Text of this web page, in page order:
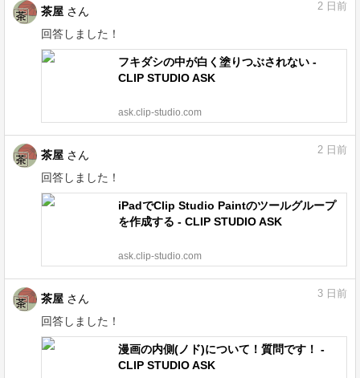
茶屋 さん
回答しました！
2 日前
フキダシの中が白く塗りつぶされない -
CLIP STUDIO ASK
ask.clip-studio.com
茶屋 さん
回答しました！
2 日前
iPadでClip Studio Paintのツールグループ
を作成する - CLIP STUDIO ASK
ask.clip-studio.com
茶屋 さん
回答しました！
3 日前
漫画の内側(ノド)について！質問です！ -
CLIP STUDIO ASK